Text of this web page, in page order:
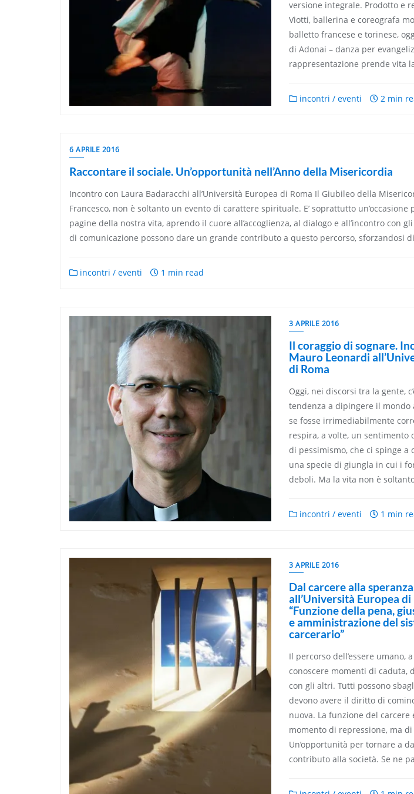
versione integrale. Prodotto e
Viotti, ballerina e coreografa
balletto francese e torinese,
di Adonai – danza per
rappresentazione prende vita
incontri / eventi 2 min
6 APRILE 2016
Raccontare il sociale. Un’opportunità nell’Anno della Misericordia
Incontro con Laura Badaracchi all’Università Europea di Roma Il Giubileo della
Francesco, non è soltanto un evento di carattere spirituale. E’ soprattutto un’occasione
pagine della nostra vita, aprendo il cuore all’accoglienza, al dialogo e all’incontro con
di comunicazione possono dare un grande contributo a questo percorso, sforzandosi
incontri / eventi 1 min read
3 APRILE 2016
Il coraggio di sognare.
Mauro Leonardi
di Roma
Oggi, nei discorsi tra la gente,
tendenza a dipingere il mondo
se fosse irrimediabilmente
respira, a volte, un sentimento
di pessimismo, che ci spinge a
una specie di giungla in cui i
deboli. Ma la vita non è
incontri / eventi 1 min
3 APRILE 2016
Dal carcere alla
all’Università Europea di
“Funzione della pena,
e amministrazione del
carcerario”
Il percorso dell’essere umano,
conoscere momenti di caduta,
con gli altri. Tutti possono
devono avere il diritto di
nuova. La funzione del carcere
momento di repressione, ma
Un’opportunità per tornare a
contributo alla società. Se ne